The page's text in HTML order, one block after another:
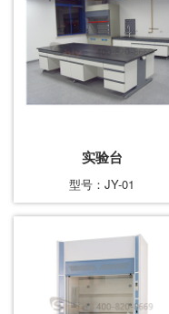
实验台
型号：JY-01